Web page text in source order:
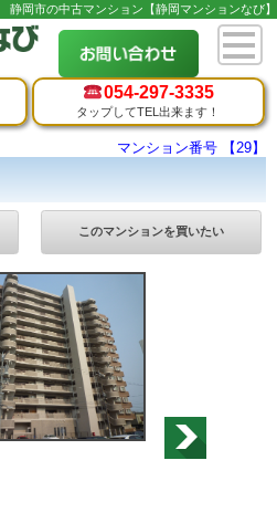
静岡市の中古マンション【静岡マンションなび】
054-297-3335
タップしてTEL出来ます！
マンション番号 【29】
このマンションを買いたい